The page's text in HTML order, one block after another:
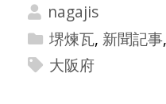
nagajis
堺煉瓦, 新聞記事,
大阪府